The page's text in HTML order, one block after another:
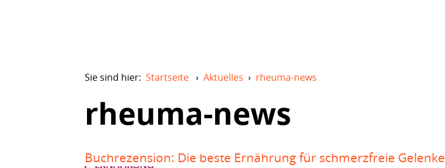
Sie sind hier: Startseite › Aktuelles › rheuma-news
rheuma-news
Buchrezension: Die beste Ernährung für schmerzfreie Gelenke